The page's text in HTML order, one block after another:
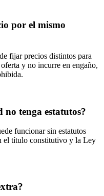
por el mismo
fijar precios distintos para
y no incurre en engaño,
no tenga estatutos?
funcionar sin estatutos
el título constitutivo y la Ley